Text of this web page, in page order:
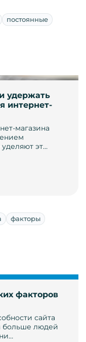
постоянные
удержать
интернет-
магазина
эт…
факторы
факторов
сайта
больше людей